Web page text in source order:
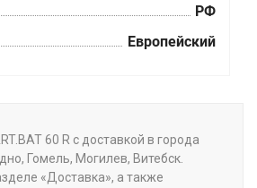
РФ
Европейский
60 R с доставкой в города
Гомель, Могилев, Витебск.
«Доставка», а также